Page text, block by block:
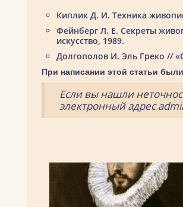
Киплик Д. И. Техника
Фейнберг Л. Е. Секреты
искусство, 1989.
Долгополов И. Эль Греко //
При написании этой статьи
Если вы нашли
электронный адрес